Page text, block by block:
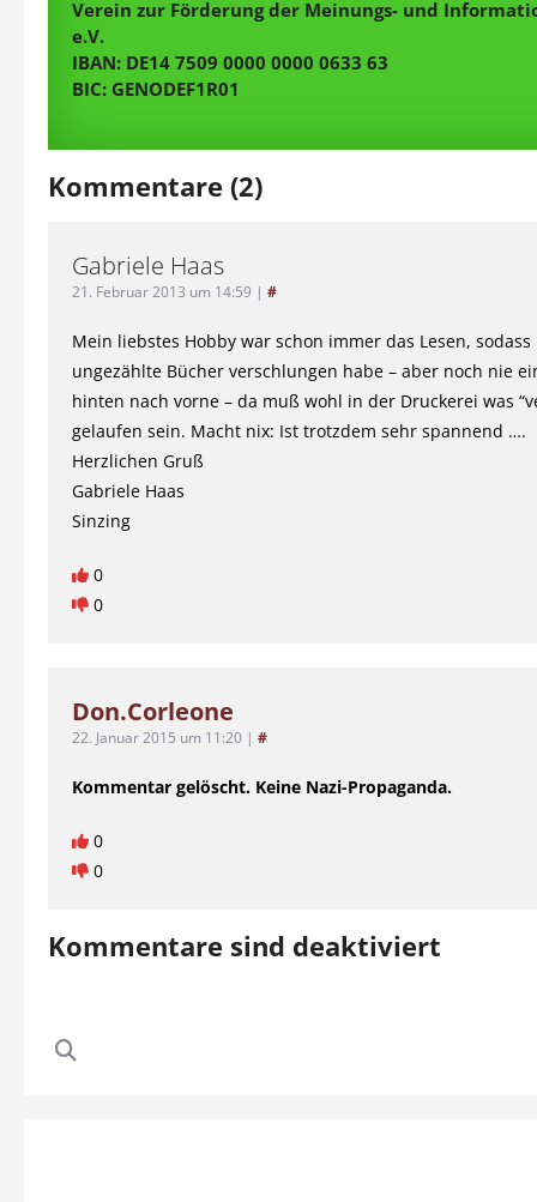
Verein zur Förderung der Meinungs- und
e.V.
IBAN: DE14 7509 0000 0000 0633 63
BIC: GENODEF1R01
Kommentare (2)
Gabriele Haas
21. Februar 2013 um 14:59 | #
Mein liebstes Hobby war schon immer das Lesen, sodass
ungezählte Bücher verschlungen habe – aber noch nie
hinten nach vorne – da muß wohl in der Druckerei was
gelaufen sein. Macht nix: Ist trotzdem sehr spannend ….
Herzlichen Gruß
Gabriele Haas
Sinzing
0
0
Don.Corleone
22. Januar 2015 um 11:20 | #
Kommentar gelöscht. Keine Nazi-Propaganda.
0
0
Kommentare sind deaktiviert